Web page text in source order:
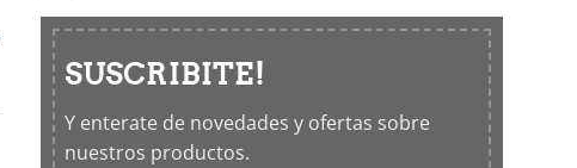
SUSCRIBITE!
Y enterate de novedades y ofertas sobre
nuestros productos.